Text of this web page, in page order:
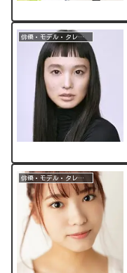
俳優・モデル・タレント
俳優・モデル・タレント